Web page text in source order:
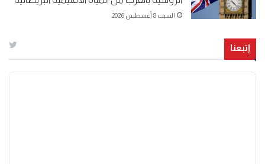
السبت 8 أغسطس 2026
إتبعنا